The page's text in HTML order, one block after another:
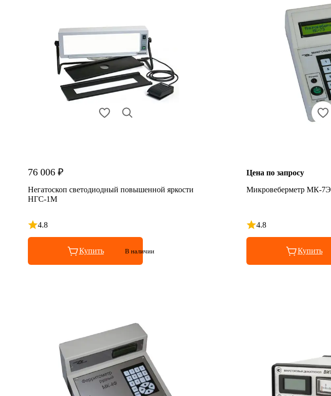
76 006 ₽
Негатоскоп светодиодный повышенной яркости
НГС-1М
4.8
Рейтинг 4.8 из 5
Купить В наличии
Цена по запросу
Микровеберметр МК-7Э
4.8
Рейтинг 4.8 из 5
Купить